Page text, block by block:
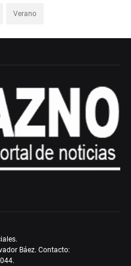
Verano
Báez. Contacto: